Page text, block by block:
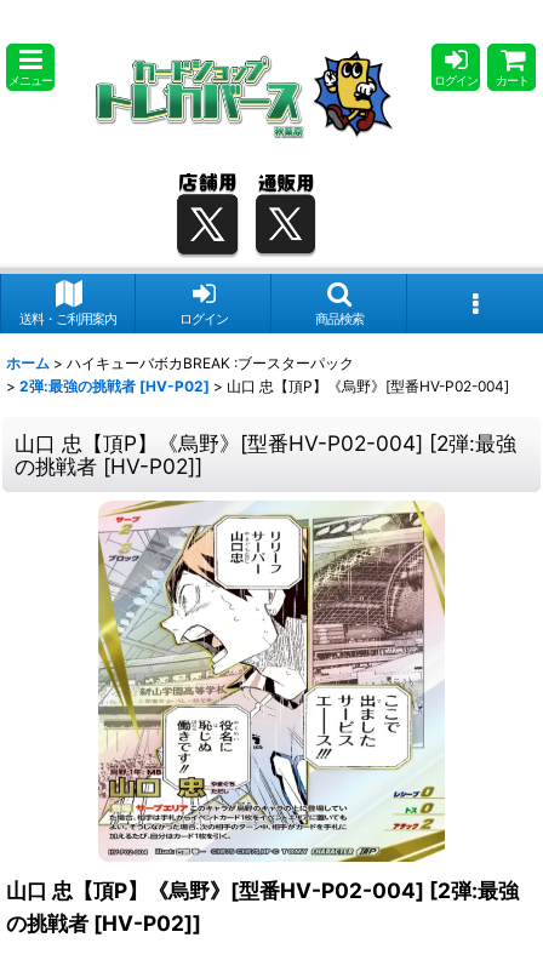
メニュー ログイン カート
送料・ご利用案内 ログイン 商品検索
ホーム > ハイキューバボカBREAK :ブースターパック
> 2弾:最強の挑戦者 [HV-P02] > 山口 忠【頂P】《烏野》[型番HV-P02-004]
山口 忠【頂P】《烏野》[型番HV-P02-004] [2弾:最強
の挑戦者 [HV-P02]]
山口 忠【頂P】《烏野》[型番HV-P02-004] [2弾:最強
の挑戦者 [HV-P02]]